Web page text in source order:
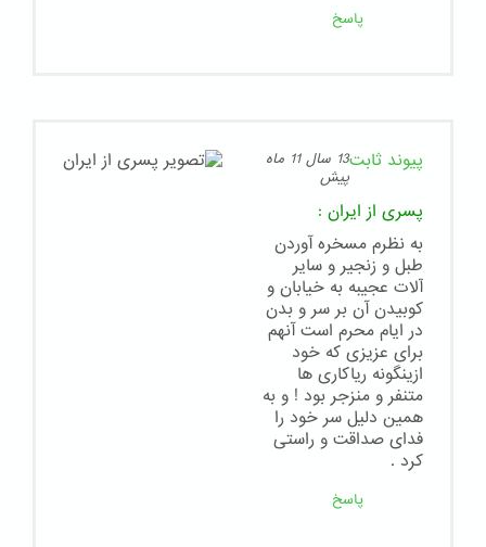
پاسخ
پیوند ثابت
13 سال 11 ماه
پیش
پسری از ایران :
به نظرم مسخره آوردن
طبل و زنجیر و سایر
آلات عجیبه به خیابان و
کوبیدن آن بر سر و بدن
در ایام محرم است آنهم
برای عزیزی که خود
ازینگونه ریاکاری ها
متنفر و منزجر بود ! و به
همین دلیل سر خود را
فدای صداقت و راستی
کرد .
پاسخ